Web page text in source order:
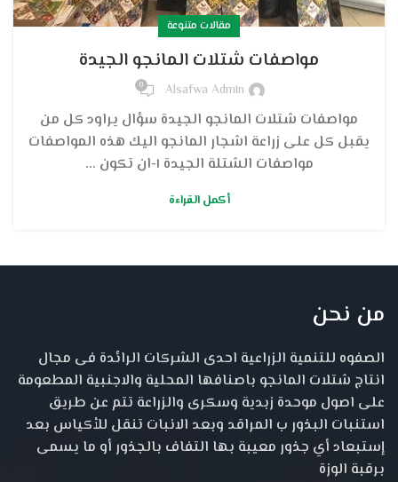
مقالات متنوعة
مواصفات شتلات المانجو الجيدة
Alsafwa Admin
0
مواصفات شتلات المانجو الجيدة سؤال يراود كل من
يقبل كل على زراعة اشجار المانجو اليك هذه المواصفات
مواصفات الشتلة الجيدة ١-ان تكون ...
أكمل القراءة
من نحن
الصفوه للتنمية الزراعية احدى الشركات الرائدة فى مجال
انتاج شتلات المانجو باصنافها المحلية والاجنبية المطعومة
على اصول موحدة زبدية وسكرى والزراعة تتم عن طريق
استنبات البذور ب المراقد وبعد الانبات تنقل للأكياس بعد
إستبعاد أي جذور معيبة بها التفاف بالجذور أو ما يسمى
برقبة الوزة